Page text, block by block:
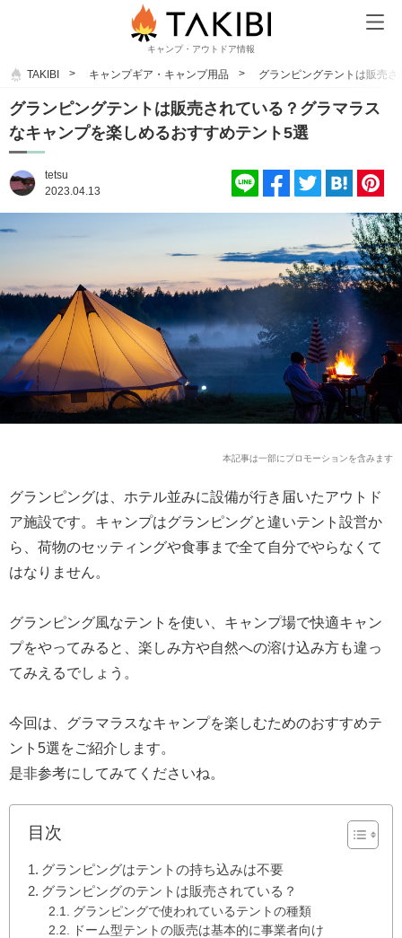
キャンプ・アウトドア情報
TAKIBI キャンプギア・キャンプ用品 グランピングテントは販売
グランピングテントは販売されている？グラマラス
なキャンプを楽しめるおすすめテント5選
tetsu
2023.04.13
本記事は一部にプロモーションを含みます
グランピングは、ホテル並みに設備が行き届いたアウトド
ア施設です。キャンプはグランピングと違いテント設営か
ら、荷物のセッティングや食事まで全て自分でやらなくて
はなりません。
グランピング風なテントを使い、キャンプ場で快適キャン
プをやってみると、楽しみ方や自然への溶け込み方も違っ
てみえるでしょう。
今回は、グラマラスなキャンプを楽しむためのおすすめテ
ント5選をご紹介します。
是非参考にしてみてくださいね。
目次
グランピングはテントの持ち込みは不要
グランピングのテントは販売されている？
グランピングで使われているテントの種類
ドーム型テントの販売は基本的に事業者向け